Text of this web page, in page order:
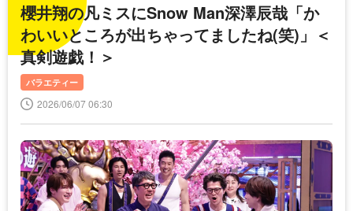
櫻井翔の凡ミスにSnow Man深澤辰哉「か
わいいところが出ちゃってましたね(笑)」＜
真剣遊戯！＞
バラエティー
2026/06/07 06:30